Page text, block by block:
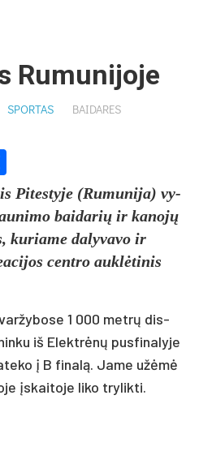
Rumunijoje
SPORTAS
BAIDARES
Pi­tes­ty­je (Ru­mu­ni­ja) vy­
bai­da­rių ir ka­no­jų
ku­ria­me da­ly­va­vo ir
cent­ro auk­lė­ti­nis
1 000 met­rų dis­
iš Elekt­rė­nų pus­fi­na­ly­je
į B fi­na­lą. Ja­me užė­mė
įskai­to­je li­ko try­lik­ti.